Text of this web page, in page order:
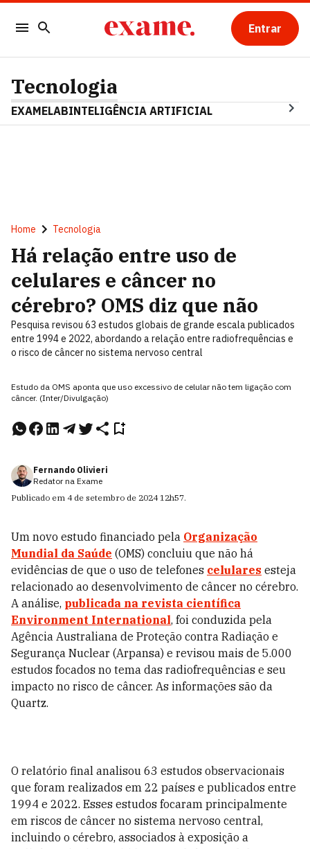
Entrar
Tecnologia
EXAMELABINTELIGÊNCIA ARTIFICIAL
Home Tecnologia
Há relação entre uso de
celulares e câncer no
cérebro? OMS diz que não
Pesquisa revisou 63 estudos globais de grande escala publicados
entre 1994 e 2022, abordando a relação entre radiofrequências e
o risco de câncer no sistema nervoso central
Estudo da OMS aponta que uso excessivo de celular não tem ligação com
câncer. (Inter/Divulgação)
Fernando Olivieri
Redator na Exame
Publicado em 4 de setembro de 2024 12h57.
Um novo estudo financiado pela Organização
Mundial da Saúde (OMS) concluiu que não há
evidências de que o uso de telefones celulares esteja
relacionado ao desenvolvimento de câncer no cérebro.
A análise, publicada na revista científica
Environment International, foi conduzida pela
Agência Australiana de Proteção contra Radiação e
Segurança Nuclear (Arpansa) e revisou mais de 5.000
estudos focados no tema das radiofrequências e seu
impacto no risco de câncer. As informações são da
Quartz.
O relatório final analisou 63 estudos observacionais
que foram realizados em 22 países e publicados entre
1994 e 2022. Esses estudos focaram principalmente
em riscos de câncer no sistema nervoso central,
incluindo o cérebro, associados à exposição a